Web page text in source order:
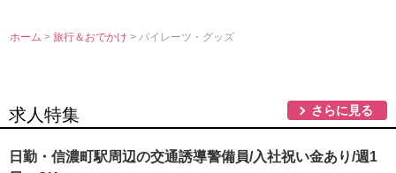
ホーム >旅行＆おでかけ> パイレーツ・グッズ
求人特集 さらに見る
日勤・信濃町駅周辺の交通誘導警備員/入社祝い金あり/週1